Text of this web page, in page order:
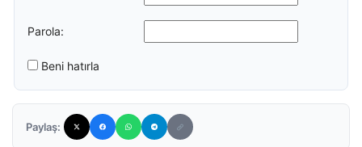
Parola:
Beni hatırla
Paylaş: